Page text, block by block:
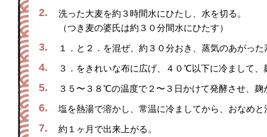
2.
洗った大麦を約３時間水にひたし、水を切る。
（つき麦の婆氏は約３０分間水にひたす）
3. １．と２．を混ぜ、約３０分おき、蒸気のあがっ
4. ３．をきれいな布に広げ、４０℃以下に冷まして、
5. ３５〜３８℃の温度で２〜３日かけて発酵させ、
6. 塩を熱湯で溶かし、常温に冷ましてから、おなめ
7. 約１ヶ月で出来上がる。